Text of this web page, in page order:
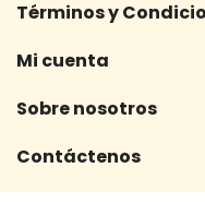
Términos y
Mi cuenta
Sobre nosotros
Contáctenos